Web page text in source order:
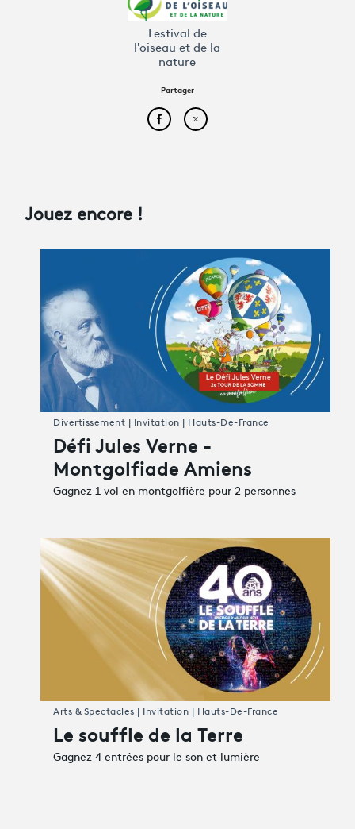
Festival de
l'oiseau et de la
nature
Partager
Partager cet article sur
Partager cet article sur
Jouez encore !
Défi Jules Verne -
Montgolfiade Amiens
Gagnez 1 vol en montgolfière pour 2 personnes
Divertissement | Invitation | Hauts-De-France
Le souffle de la Terre
Gagnez 4 entrées pour le son et lumière
Arts & Spectacles | Invitation | Hauts-De-France